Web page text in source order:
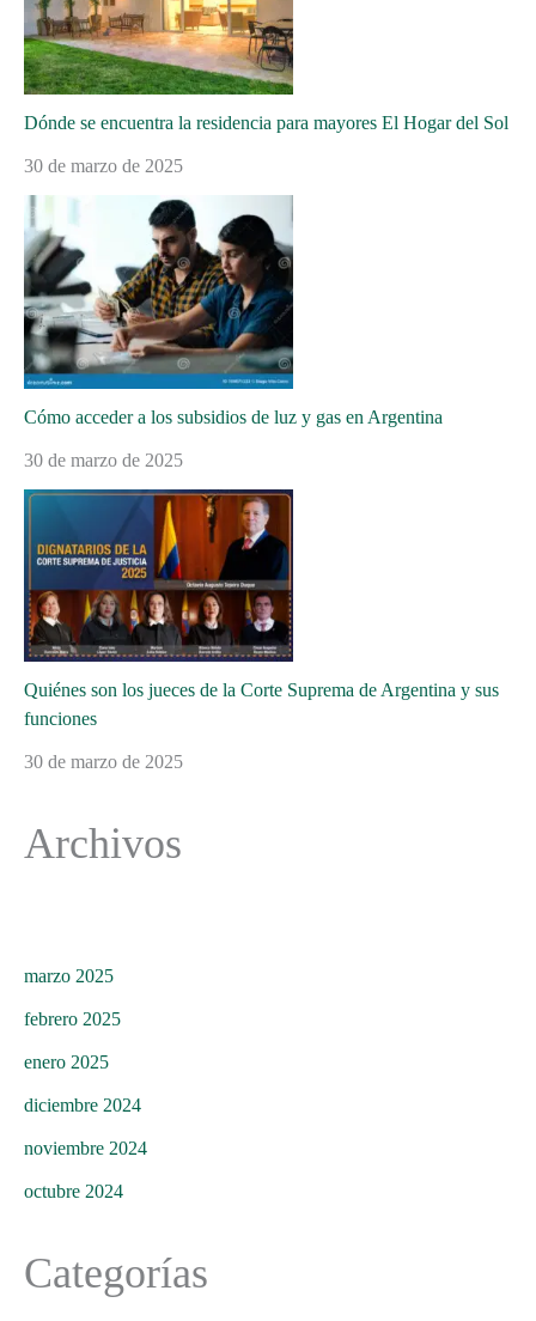
Dónde se encuentra la residencia para mayores El Hogar del Sol
30 de marzo de 2025
Cómo acceder a los subsidios de luz y gas en Argentina
30 de marzo de 2025
Quiénes son los jueces de la Corte Suprema de Argentina y sus
funciones
30 de marzo de 2025
Archivos
marzo 2025
febrero 2025
enero 2025
diciembre 2024
noviembre 2024
octubre 2024
Categorías